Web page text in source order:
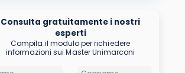
Consulta gratuitamente i nostri
esperti
Compila il modulo per richiedere
informazioni sui Master Unimarconi